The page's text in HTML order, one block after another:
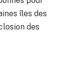
îles des
des